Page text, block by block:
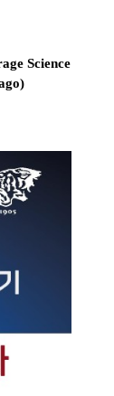
Science
)